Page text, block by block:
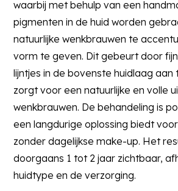
waarbij met behulp van een
pigmenten in de huid worden
natuurlijke wenkbrauwen te
vorm te geven. Dit gebeurt door
lijntjes in de bovenste huidlaag
zorgt voor een natuurlijke en volle
wenkbrauwen. De behandeling is
een langdurige oplossing biedt
zonder dagelijkse make-up. Het
doorgaans 1 tot 2 jaar zichtbaar,
huidtype en de verzorging.